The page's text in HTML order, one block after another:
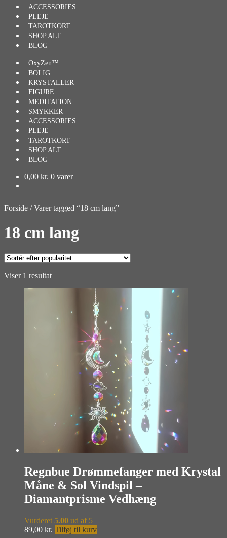
ACCESSORIES
PLEJE
TAROTKORT
SHOP ALT
BLOG
OxyZen™
BOLIG
KRYSTALLER
FIGURE
MEDITATION
SMYKKER
ACCESSORIES
PLEJE
TAROTKORT
SHOP ALT
BLOG
0,00 kr. 0 varer
Forside /Varer tagged “18 cm lang”
18 cm lang
Viser 1 resultat
Regnbue Drømmefanger med Krystal
Måne & Sol Vindspil –
Diamantprisme Vedhæng
Vurderet 5.00 ud af 5
89,00 kr. Tilføj til kurv